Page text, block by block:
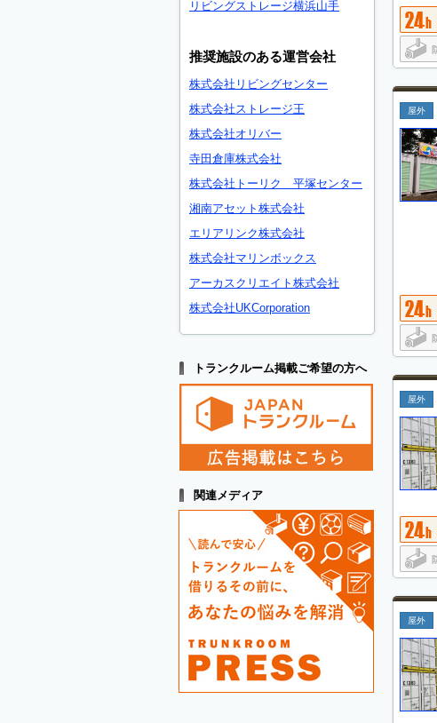
屋外
屋外
屋外
リビングストレージ横浜山手
推奨施設のある運営会社
株式会社リビングセンター
株式会社ストレージ王
株式会社オリバー
寺田倉庫株式会社
株式会社トーリク 平塚センター
湘南アセット株式会社
エリアリンク株式会社
株式会社マリンボックス
アーカスクリエイト株式会社
株式会社UKCorporation
トランクルーム掲載ご希望の方へ
関連メディア